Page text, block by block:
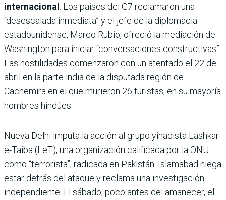
internacional . Los países del G7 reclamaron una
“desescalada inmediata” y el jefe de la diplomacia
estadounidense, Marco Rubio, ofreció la mediación de
Washington para iniciar “conversaciones constructivas”.
Las hostilidades comenzaron con un atentado el 22 de
abril en la parte india de la disputada región de
Cachemira en el que murieron 26 turistas, en su mayoría
hombres hindúes.
Nueva Delhi imputa la acción al grupo yihadista Lashkar-
e-Taiba (LeT), una organización calificada por la ONU
como “terrorista”, radicada en Pakistán. Islamabad niega
estar detrás del ataque y reclama una investigación
independiente. El sábado, poco antes del amanecer, el